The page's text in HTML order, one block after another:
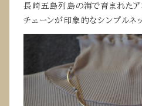
長崎五島列島の海で育まれたア
チェーンが印象的なシンプルネ